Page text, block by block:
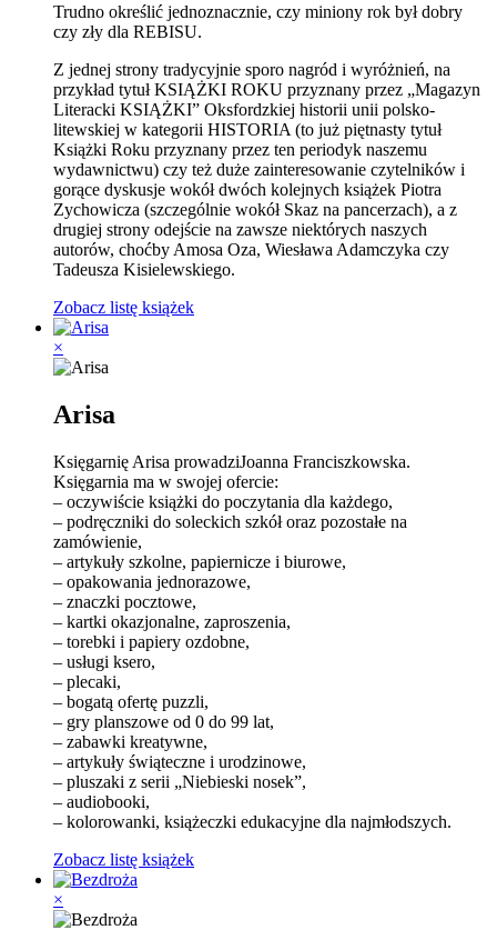
Trudno określić jednoznacznie, czy miniony rok był dobry
czy zły dla REBISU.
Z jednej strony tradycyjnie sporo nagród i wyróżnień, na
przykład tytuł KSIĄŻKI ROKU przyznany przez „Magazyn
Literacki KSIĄŻKI” Oksfordzkiej historii unii polsko-
litewskiej w kategorii HISTORIA (to już piętnasty tytuł
Książki Roku przyznany przez ten periodyk naszemu
wydawnictwu) czy też duże zainteresowanie czytelników i
gorące dyskusje wokół dwóch kolejnych książek Piotra
Zychowicza (szczególnie wokół Skaz na pancerzach), a z
drugiej strony odejście na zawsze niektórych naszych
autorów, choćby Amosa Oza, Wiesława Adamczyka czy
Tadeusza Kisielewskiego.
Zobacz listę książek
×
Arisa
Księgarnię Arisa prowadziJoanna Franciszkowska.
Księgarnia ma w swojej ofercie:
– oczywiście książki do poczytania dla każdego,
– podręczniki do soleckich szkół oraz pozostałe na
zamówienie,
– artykuły szkolne, papiernicze i biurowe,
– opakowania jednorazowe,
– znaczki pocztowe,
– kartki okazjonalne, zaproszenia,
– torebki i papiery ozdobne,
– usługi ksero,
– plecaki,
– bogatą ofertę puzzli,
– gry planszowe od 0 do 99 lat,
– zabawki kreatywne,
– artykuły świąteczne i urodzinowe,
– pluszaki z serii „Niebieski nosek”,
– audiobooki,
– kolorowanki, książeczki edukacyjne dla najmłodszych.
Zobacz listę książek
×